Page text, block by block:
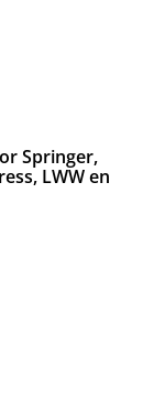
Springer,
LWW en